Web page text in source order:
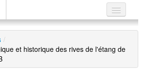
/
et historique des rives de l'étang de